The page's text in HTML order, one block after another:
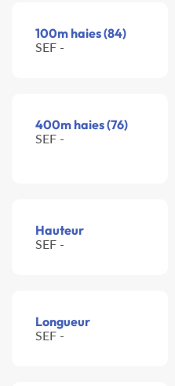
100m haies (84)
SEF -
400m haies (76)
SEF -
Hauteur
SEF -
Longueur
SEF -